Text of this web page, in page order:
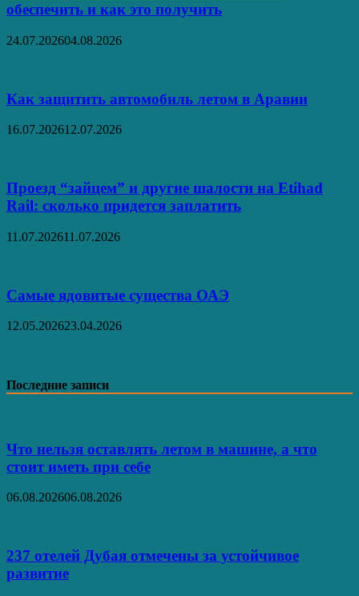
обеспечить и как это получить
24.07.202604.08.2026
Как защитить автомобиль летом в Аравии
16.07.202612.07.2026
Проезд “зайцем” и другие шалости на Etihad
Rail: сколько придется заплатить
11.07.202611.07.2026
Самые ядовитые существа ОАЭ
12.05.202623.04.2026
Последние записи
Что нельзя оставлять летом в машине, а что
стоит иметь при себе
06.08.202606.08.2026
237 отелей Дубая отмечены за устойчивое
развитие